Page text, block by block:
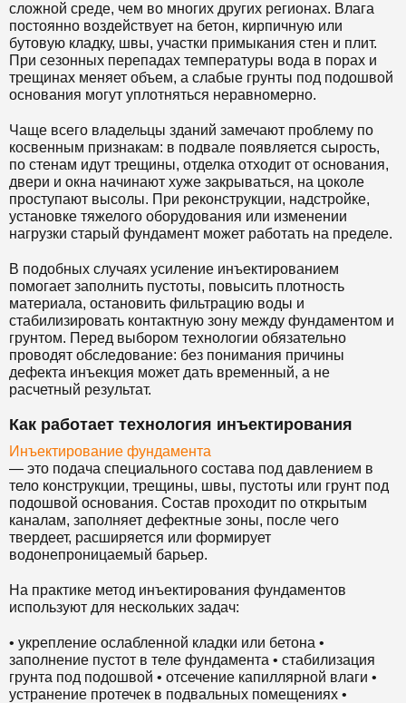
сложной среде, чем во многих других регионах. Влага
постоянно воздействует на бетон, кирпичную или
бутовую кладку, швы, участки примыкания стен и плит.
При сезонных перепадах температуры вода в порах и
трещинах меняет объем, а слабые грунты под подошвой
основания могут уплотняться неравномерно.
Чаще всего владельцы зданий замечают проблему по
косвенным признакам: в подвале появляется сырость,
по стенам идут трещины, отделка отходит от основания,
двери и окна начинают хуже закрываться, на цоколе
проступают высолы. При реконструкции, надстройке,
установке тяжелого оборудования или изменении
нагрузки старый фундамент может работать на пределе.
В подобных случаях усиление инъектированием
помогает заполнить пустоты, повысить плотность
материала, остановить фильтрацию воды и
стабилизировать контактную зону между фундаментом и
грунтом. Перед выбором технологии обязательно
проводят обследование: без понимания причины
дефекта инъекция может дать временный, а не
расчетный результат.
Как работает технология инъектирования
Инъектирование фундамента
— это подача специального состава под давлением в
тело конструкции, трещины, швы, пустоты или грунт под
подошвой основания. Состав проходит по открытым
каналам, заполняет дефектные зоны, после чего
твердеет, расширяется или формирует
водонепроницаемый барьер.
На практике метод инъектирования фундаментов
используют для нескольких задач:
• укрепление ослабленной кладки или бетона •
заполнение пустот в теле фундамента • стабилизация
грунта под подошвой • отсечение капиллярной влаги •
устранение протечек в подвальных помещениях •